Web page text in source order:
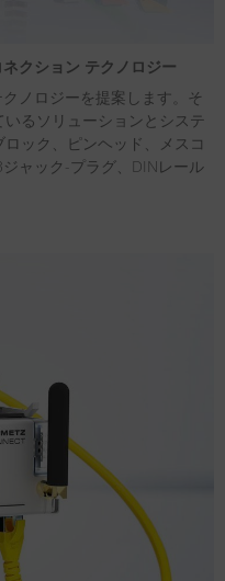
クション テクノロジー
ノロジーを提案します。そ
るソリューションとシステ
ック、ピンヘッド、メスコ
ャック-プラグ、DINレール